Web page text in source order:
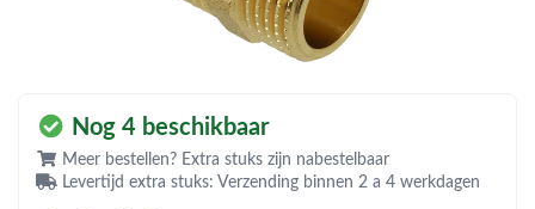
(Hemelwaterafvoer & riolering)
(Circulatiepompen, pompgroepen & verdelers)
Nog 4 beschikbaar
Meer bestellen? Extra stuks zijn nabestelbaar
Levertijd extra stuks: Verzending binnen 2 a 4 werkdagen